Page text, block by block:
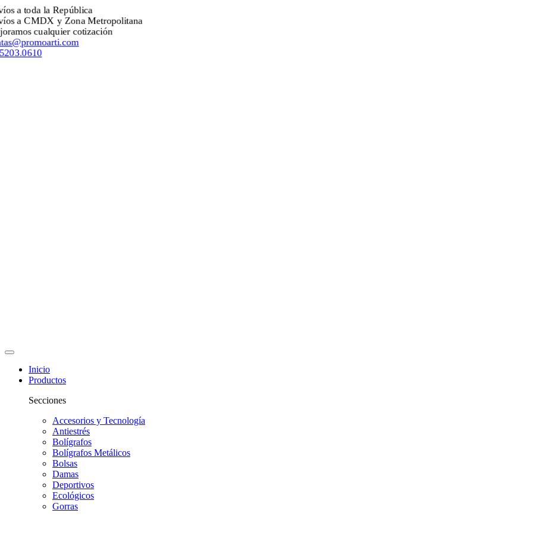
Envíos a toda la República
Envíos a CMDX y Zona Metropolitana
Mejoramos cualquier cotización
ventas@promoarti.com
55.5203.0610
Inicio
Productos
Secciones
Accesorios y Tecnología
Antiestrés
Bolígrafos
Bolígrafos Metálicos
Bolsas
Damas
Deportivos
Ecológicos
Gorras